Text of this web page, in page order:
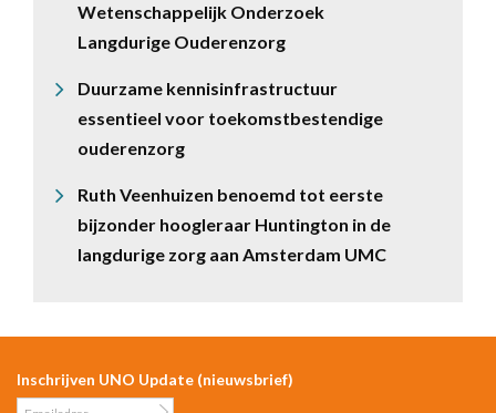
Wetenschappelijk Onderzoek
Langdurige Ouderenzorg
Duurzame kennisinfrastructuur
essentieel voor toekomstbestendige
ouderenzorg
Ruth Veenhuizen benoemd tot eerste
bijzonder hoogleraar Huntington in de
langdurige zorg aan Amsterdam UMC
Inschrijven UNO Update (nieuwsbrief)